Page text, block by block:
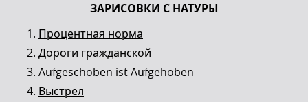
ЗАРИСОВКИ С НАТУРЫ
Процентная норма
Дороги гражданской
Aufgeschoben ist Aufgehoben
Выстрел